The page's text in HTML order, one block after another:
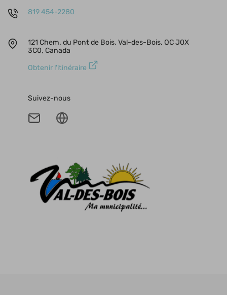
819 454-2280
121 Chem. du Pont de Bois, Val-des-Bois, QC J0X
3C0, Canada
Obtenir l'itinéraire
Suivez-nous